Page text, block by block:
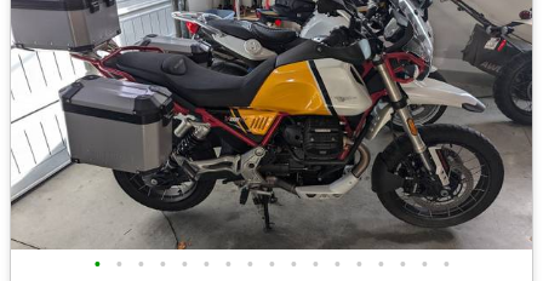
• • • • • • • • • • • • • • • • •